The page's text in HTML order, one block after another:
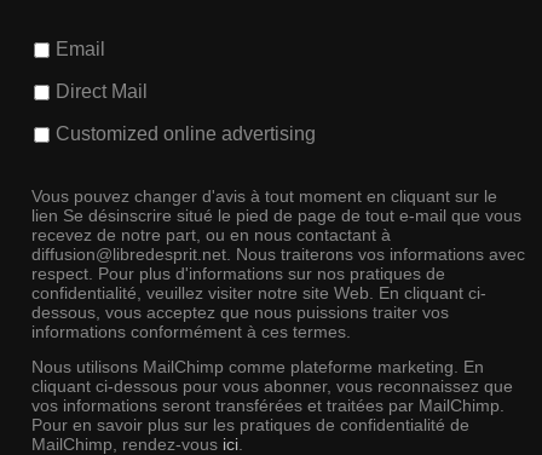
Email
Direct Mail
Customized online advertising
Vous pouvez changer d'avis à tout moment en cliquant sur le
lien Se désinscrire situé le pied de page de tout e-mail que vous
recevez de notre part, ou en nous contactant à
diffusion@libredesprit.net. Nous traiterons vos informations avec
respect. Pour plus d'informations sur nos pratiques de
confidentialité, veuillez visiter notre site Web. En cliquant ci-
dessous, vous acceptez que nous puissions traiter vos
informations conformément à ces termes.
Nous utilisons MailChimp comme plateforme marketing. En
cliquant ci-dessous pour vous abonner, vous reconnaissez que
vos informations seront transférées et traitées par MailChimp.
Pour en savoir plus sur les pratiques de confidentialité de
MailChimp, rendez-vous ici.